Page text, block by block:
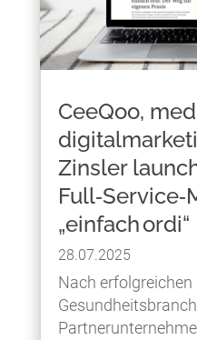
CeeQoo,
Zinsler
„einfach ordi“
28.07.2025
Nach erfolgreichen